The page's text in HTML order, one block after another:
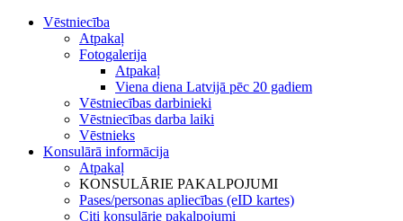
Vēstniecība
Atpakaļ
Fotogalerija
Atpakaļ
Viena diena Latvijā pēc 20 gadiem
Vēstniecības darbinieki
Vēstniecības darba laiki
Vēstnieks
Konsulārā informācija
Atpakaļ
KONSULĀRIE PAKALPOJUMI
Pases/personas apliecības (eID kartes)
Citi konsulārie pakalpojumi